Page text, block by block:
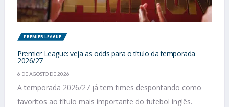
PREMIER LEAGUE
Premier League: veja as odds para o título da temporada
2026/27
6 DE AGOSTO DE 2026
A temporada 2026/27 já tem times despontando como
favoritos ao título mais importante do futebol inglês.